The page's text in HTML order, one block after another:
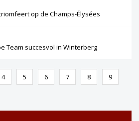
op de Champs-Élysées
Team succesvol in Winterberg
4 5 6 7 8
9